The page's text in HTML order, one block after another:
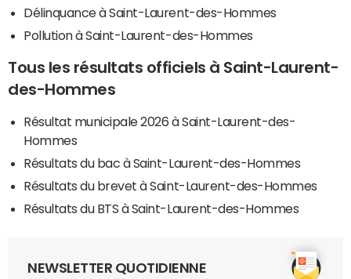
Délinquance à Saint-Laurent-des-Hommes
Pollution à Saint-Laurent-des-Hommes
Tous les résultats officiels à Saint-Laurent-
des-Hommes
Résultat municipale 2026 à Saint-Laurent-des-
Hommes
Résultats du bac à Saint-Laurent-des-Hommes
Résultats du brevet à Saint-Laurent-des-Hommes
Résultats du BTS à Saint-Laurent-des-Hommes
NEWSLETTER QUOTIDIENNE